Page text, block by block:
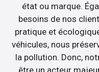
état ou marque.
besoins de nos
pratique et
véhicules, nous
la pollution. Donc,
être un acteur